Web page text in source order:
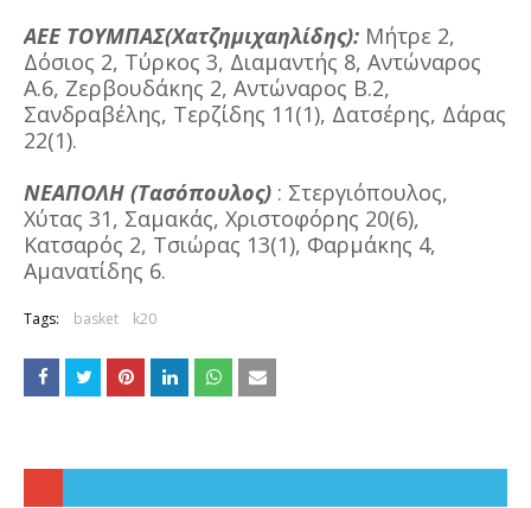
ΑΕΕ ΤΟΥΜΠΑΣ(Χατζημιχαηλίδης): Μήτρε 2,
Δόσιος 2, Τύρκος 3, Διαμαντής 8, Αντώναρος
Α.6, Ζερβουδάκης 2, Αντώναρος Β.2,
Σανδραβέλης, Τερζίδης 11(1), Δατσέρης, Δάρας
22(1).
ΝΕΑΠΟΛΗ (Τασόπουλος) : Στεργιόπουλος,
Χύτας 31, Σαμακάς, Χριστοφόρης 20(6),
Κατσαρός 2, Τσιώρας 13(1), Φαρμάκης 4,
Αμανατίδης 6.
Tags: basket k20